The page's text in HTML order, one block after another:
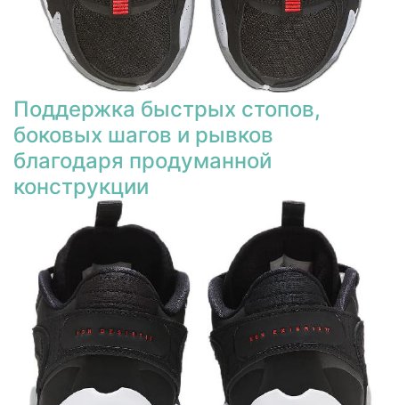
Поддержка быстрых стопов,
боковых шагов и рывков
благодаря продуманной
конструкции